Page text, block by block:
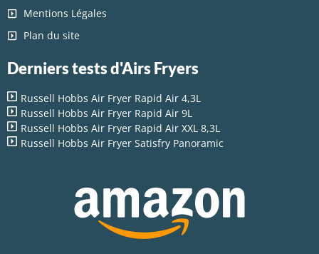
Mentions Légales
Plan du site
Derniers tests d'Airs Fryers
Russell Hobbs Air Fryer Rapid Air 4,3L
Russell Hobbs Air Fryer Rapid Air 9L
Russell Hobbs Air Fryer Rapid Air XXL 8,3L
Russell Hobbs Air Fryer Satisfry Panoramic